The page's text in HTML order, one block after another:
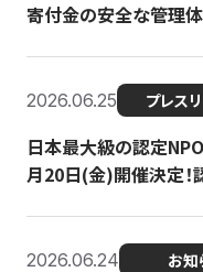
寄付金の安全な管理
2026.06.25 プレス
日本最大級の認定
月20日(金)開催決定！
2026.06.24 お知